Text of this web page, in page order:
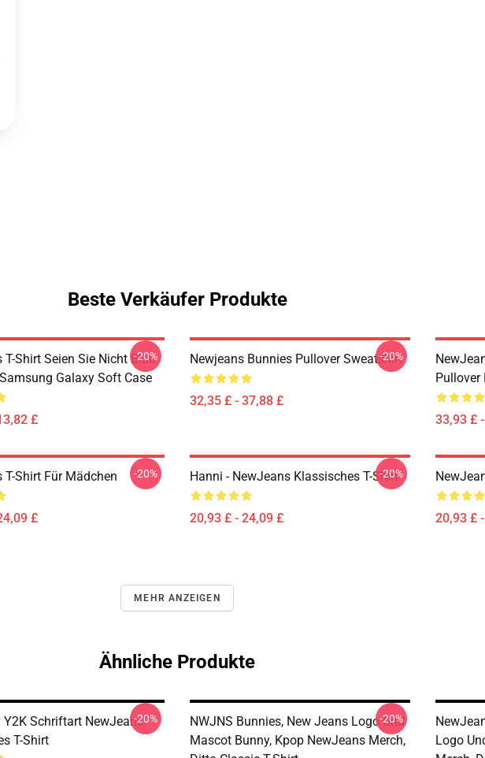
Beste Verkäufer Produkte
T-Shirt Seien Sie Nicht Blau
Galaxy Soft Case
£
-20% Newjeans Bunnies Pullover Sweatshirt
32,35 £ - 37,88 £
-20%
Pullover
33,93 £
T-Shirt Für Mädchen
£
-20% Hanni - NewJeans Klassisches T-Shirt
20,93 £ - 24,09 £
-20%
20,93 £
MEHR ANZEIGEN
Ähnliche Produkte
Y2K Schriftart NewJeans
T-Shirt
-20%
NWJNS Bunnies, New Jeans Logo Und
Mascot Bunny, Kpop NewJeans Merch,
-20%
Logo